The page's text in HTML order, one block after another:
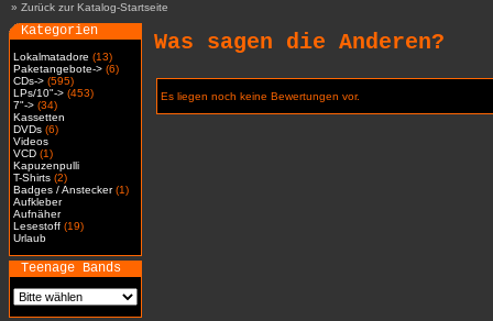
» Zurück zur Katalog-Startseite
Kategorien
Lokalmatadore (13)
Paketangebote-> (6)
CDs-> (595)
LPs/10"-> (453)
7"-> (34)
Kassetten
DVDs (6)
Videos
VCD (1)
Kapuzenpulli
T-Shirts (2)
Badges / Anstecker(1)
Aufkleber
Aufnäher
Lesestoff (19)
Urlaub
Teenage Bands
Was sagen die Anderen?
Es liegen noch keine Bewertungen vor.